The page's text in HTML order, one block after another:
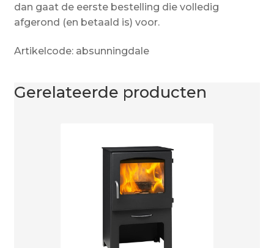
dan gaat de eerste bestelling die volledig
afgerond (en betaald is) voor.
Artikelcode: absunningdale
Gerelateerde producten